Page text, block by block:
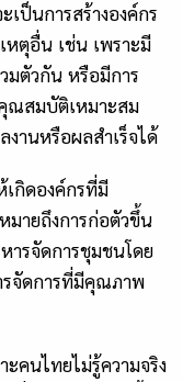
เป็นการสร้างองค์กร
ตุอื่น เช่น เพราะมี
มตัวกัน หรือมีการ
ณสมบัติเหมาะสม
งานหรือผลสำเร็จได้
เกิดองค์กรที่มี
ายถึงการก่อตัวขึ้น
ารจัดการชุมชนโดย
รจัดการที่มีคุณภาพ
คนไทยไม่รู้ความจริง